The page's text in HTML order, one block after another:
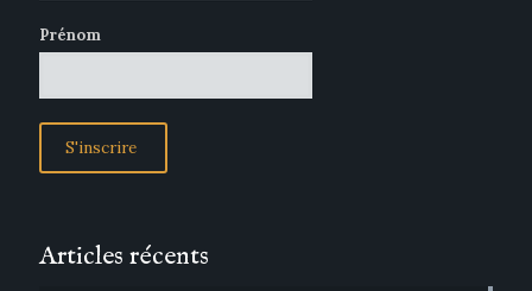
Prénom
Articles récents